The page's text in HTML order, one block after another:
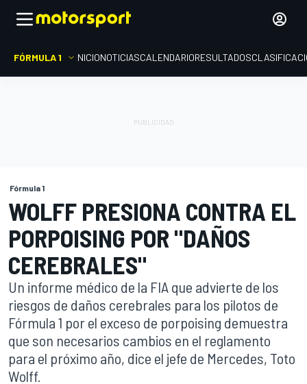
FÓRMULA 1 INICIONOTICIASCALENDARIORESULTADOS
Fórmula 1
WOLFF PRESIONA CONTRA EL
PORPOISING POR "DAÑOS
CEREBRALES"
Un informe médico de la FIA que advierte de los
riesgos de daños cerebrales para los pilotos de
Fórmula 1 por el exceso de porpoising demuestra
que son necesarios cambios en el reglamento
para el próximo año, dice el jefe de Mercedes, Toto
Wolff.